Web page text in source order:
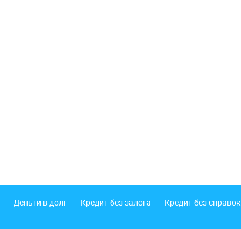
Деньги в долг Кредит без залога Кредит без справок